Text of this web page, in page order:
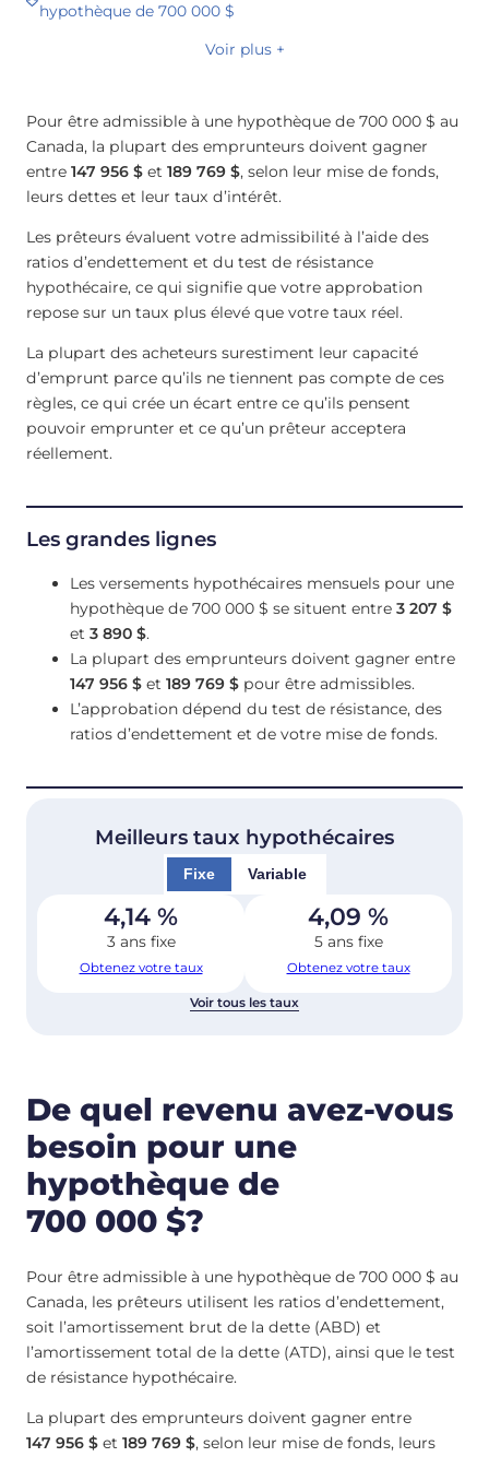
hypothèque de 700 000 $
Voir plus +
Pour être admissible à une hypothèque de 700 000 $ au
Canada, la plupart des emprunteurs doivent gagner
entre 147 956 $ et 189 769 $, selon leur mise de fonds,
leurs dettes et leur taux d’intérêt.
Les prêteurs évaluent votre admissibilité à l’aide des
ratios d’endettement et du test de résistance
hypothécaire, ce qui signifie que votre approbation
repose sur un taux plus élevé que votre taux réel.
La plupart des acheteurs surestiment leur capacité
d’emprunt parce qu’ils ne tiennent pas compte de ces
règles, ce qui crée un écart entre ce qu’ils pensent
pouvoir emprunter et ce qu’un prêteur acceptera
réellement.
Les grandes lignes
Les versements hypothécaires mensuels pour une
hypothèque de 700 000 $ se situent entre 3 207 $
et 3 890 $.
La plupart des emprunteurs doivent gagner entre
147 956 $ et 189 769 $ pour être admissibles.
L’approbation dépend du test de résistance, des
ratios d’endettement et de votre mise de fonds.
Meilleurs taux hypothécaires
Fixe Variable
4,14 %
3 ans fixe
Obtenez votre taux
4,09 %
5 ans fixe
Obtenez votre taux
Voir tous les taux
De quel revenu avez-vous
besoin pour une
hypothèque de
700 000 $?
Pour être admissible à une hypothèque de 700 000 $ au
Canada, les prêteurs utilisent les ratios d’endettement,
soit l’amortissement brut de la dette (ABD) et
l’amortissement total de la dette (ATD), ainsi que le test
de résistance hypothécaire.
La plupart des emprunteurs doivent gagner entre
147 956 $ et 189 769 $, selon leur mise de fonds, leurs